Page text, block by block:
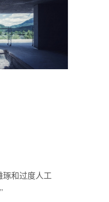
琢和过度人工